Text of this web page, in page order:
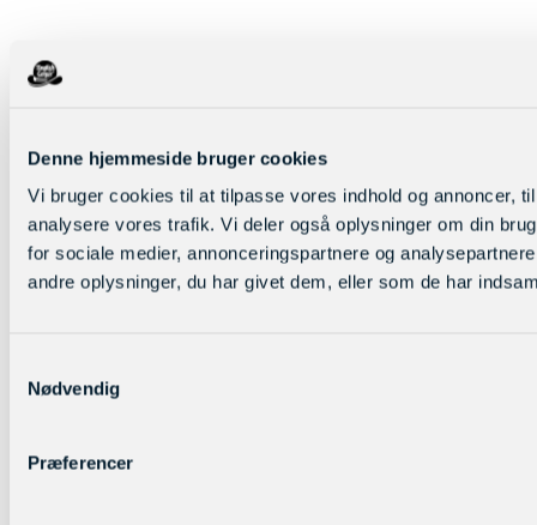
Denne hjemmeside bruger cookies
Vi bruger cookies til at tilpasse vores indhold og annoncer,
analysere vores trafik. Vi deler også oplysninger om din
for sociale medier, annonceringspartnere og
andre oplysninger, du har givet dem, eller som de har
Nødvendig
Præferencer